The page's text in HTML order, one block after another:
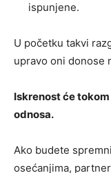
ispunjene.
U početku takvi
upravo oni donose
Iskrenost će
odnosa.
Ako budete
osećanjima,